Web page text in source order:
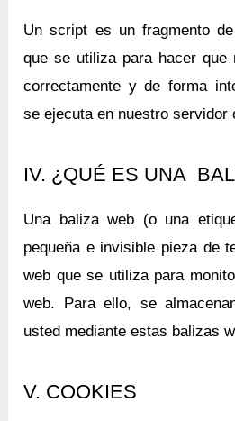
Un script es un fragmento
que se utiliza para hacer que
correctamente y de forma
se ejecuta en nuestro servidor
IV. ¿QUÉ ES UNA
Una baliza web (o una
pequeña e invisible pieza de
web que se utiliza para
web. Para ello, se
usted mediante estas balizas
V. COOKIES